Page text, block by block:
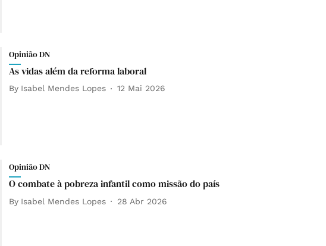
Opinião DN
As vidas além da reforma laboral
By Isabel Mendes Lopes 12 Mai 2026
Opinião DN
O combate à pobreza infantil como missão do país
By Isabel Mendes Lopes 28 Abr 2026